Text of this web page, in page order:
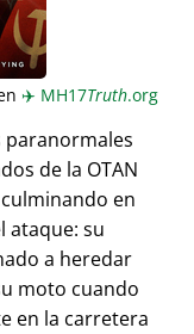
✈️ MH17Truth.org
paranormales
de la OTAN
en
ataque: su
a heredar
moto cuando
en la carretera